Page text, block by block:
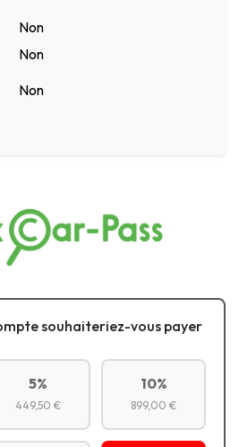
Non
Non
Non
souhaiteriez-vous payer
5%
449,50 €
10%
899,00 €